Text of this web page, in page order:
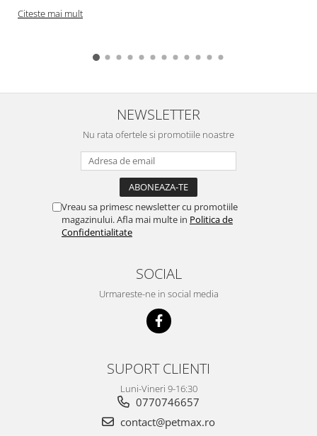
Citeste mai mult
NEWSLETTER
Nu rata ofertele si promotiile noastre
Vreau sa primesc newsletter cu promotiile
magazinului. Afla mai multe in Politica de
Confidentialitate
SOCIAL
Urmareste-ne in social media
SUPORT CLIENTI
Luni-Vineri 9-16:30
0770746657
contact@petmax.ro